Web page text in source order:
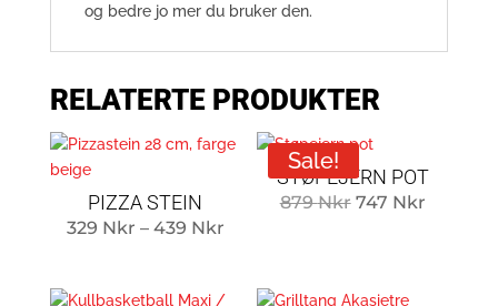
og bedre jo mer du bruker den.
RELATERTE PRODUKTER
PIZZA STEIN
329 Nkr – 439 NkrPrisklasse:
Sale!
STØPEJERN POT
879Nkr Original
879 Nkr.
747 NkrCurrent